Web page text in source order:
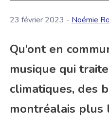
23 février 2023 - Noémie
Qu’ont en
musique qui
climatiques, des
montréalais plus